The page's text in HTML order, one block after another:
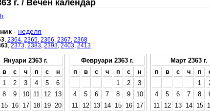
г. / Вечен календар
- неделя
2364 2365 2366 2367 2368
2373 2383 2393 2403 2413
Януари 2363 г.
в с ч п с
н
1
2 3 4 5
6
8 9 10 11 12
13
15 16 17 18 19
20
Февруари 2363 г.
п
в с ч п с
н
1
2
3
4
5 6 7 8 9
10
11
12 13 14 15 16
17
Март 2363 г.
п
в с ч п
1
4
5 6 7 8
11
12 13 14 15